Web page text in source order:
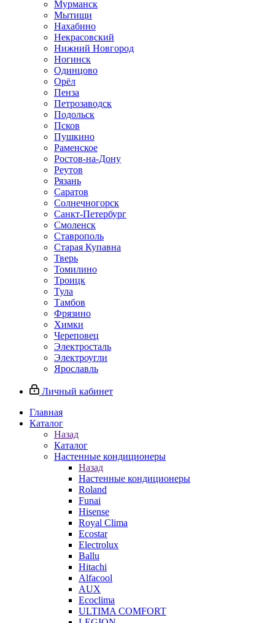
Мурманск
Мытищи
Нахабино
Некрасовский
Нижний Новгород
Ногинск
Одинцово
Орёл
Пенза
Петрозаводск
Подольск
Псков
Пушкино
Раменское
Ростов-на-Дону
Реутов
Рязань
Саратов
Солнечногорск
Санкт-Петербург
Смоленск
Ставрополь
Старая Купавна
Тверь
Томилино
Троицк
Тула
Тамбов
Фрязино
Химки
Череповец
Электросталь
Электроугли
Ярославль
Личный кабинет
Главная
Каталог
Назад
Каталог
Настенные кондиционеры
Назад
Настенные кондиционеры
Roland
Funai
Hisense
Royal Clima
Ecostar
Electrolux
Ballu
Hitachi
Alfacool
AUX
Ecoclima
ULTIMA COMFORT